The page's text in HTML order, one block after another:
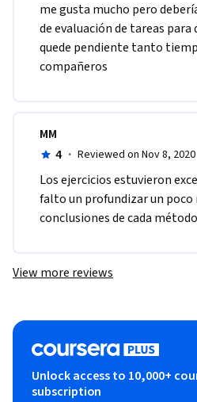
me gusta mucho pero
de evaluación de tareas para
quede pendiente tanto
compañeros
MM
4 · Reviewed on Nov 8, 2020
Los ejercicios estuvieron
falto un profundizar un poco
conclusiones de cada
View more reviews
Unlock access to 10,000+
subscription